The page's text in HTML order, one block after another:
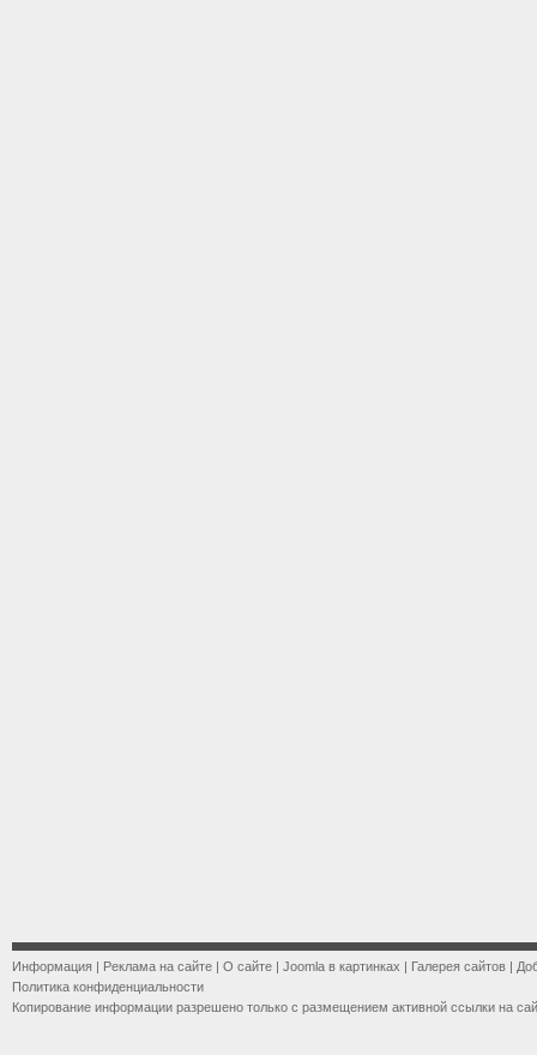
Информация | Реклама на сайте | О сайте | Joomla в картинках | Галерея сайтов |
Политика конфиденциальности
Копирование информации разрешено только с размещением активной ссылки на